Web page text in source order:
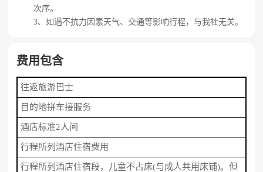
次序。
3、如遇不抗力因素天气、交通等影响行程，与我社无关。
费用包含
往返旅游巴士
目的地拼车接服务
酒店标准2人间
行程所列酒店住宿费用
行程所列酒店住宿段，儿童不占床(与成人共用床铺)。但